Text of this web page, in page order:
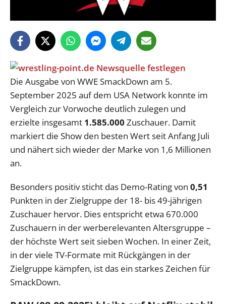
Die Ausgabe von WWE SmackDown am 5.
September 2025 auf dem USA Network konnte im
Vergleich zur Vorwoche deutlich zulegen und
erzielte insgesamt 1.585.000 Zuschauer. Damit
markiert die Show den besten Wert seit Anfang Juli
und nähert sich wieder der Marke von 1,6 Millionen
an.
Besonders positiv sticht das Demo-Rating von 0,51
Punkten in der Zielgruppe der 18- bis 49-jährigen
Zuschauer hervor. Dies entspricht etwa 670.000
Zuschauern in der werberelevanten Altersgruppe –
der höchste Wert seit sieben Wochen. In einer Zeit,
in der viele TV-Formate mit Rückgängen in der
Zielgruppe kämpfen, ist das ein starkes Zeichen für
SmackDown.